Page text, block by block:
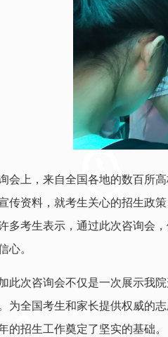
会上，来自全国各地的数百所
传资料，就考生关心的招生政
多考生表示，通过此次咨询会
心。
此次咨询会不仅是一次展示我
为全国考生和家长提供权威的
的招生工作奠定了坚实的基础。